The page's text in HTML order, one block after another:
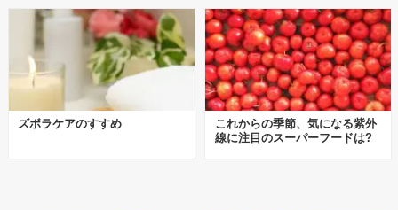
ズボラケアのすすめ
これからの季節、気になる紫外
線に注目のスーパーフードは?